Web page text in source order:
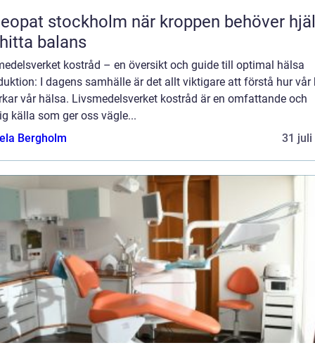
stockholm när kroppen behöver hjälp
balans
kostråd – en översikt och guide till optimal hälsa
I dagens samhälle är det allt viktigare att förstå hur vår
vår hälsa. Livsmedelsverket kostråd är en omfattande och
källa som ger oss vägle...
Bergholm
31 juli